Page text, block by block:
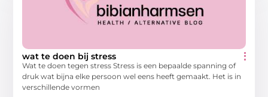
wat te doen bij stress
Wat te doen tegen stress Stress is een bepaalde spanning of
druk wat bijna elke persoon wel eens heeft gemaakt. Het is in
verschillende vormen